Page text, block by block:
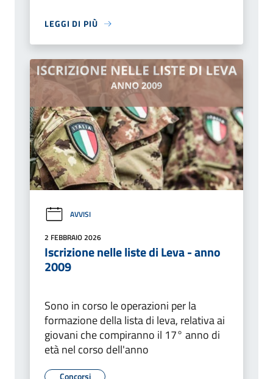
LEGGI DI PIÙ
AVVISI
2 FEBBRAIO 2026
Iscrizione nelle liste di Leva - anno
2009
Sono in corso le operazioni per la
formazione della lista di leva, relativa ai
giovani che compiranno il 17° anno di
età nel corso dell'anno
Concorsi